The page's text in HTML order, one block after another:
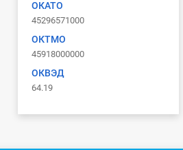
ОКАТО
45296571000
ОКТМО
45918000000
ОКВЭД
64.19